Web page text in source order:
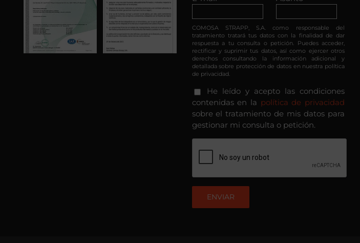
COMOSA STRAPP, S.A. como responsable del
tratamiento tratará tus datos con la finalidad de dar
respuesta a tu consulta o petición. Puedes acceder,
rectificar y suprimir tus datos, así como ejercer otros
derechos consultando la información adicional y
detallada sobre protección de datos en nuestra política
de privacidad.
He leído y acepto las condiciones
contenidas en la política de privacidad
sobre el tratamiento de mis datos para
gestionar mi consulta o petición.